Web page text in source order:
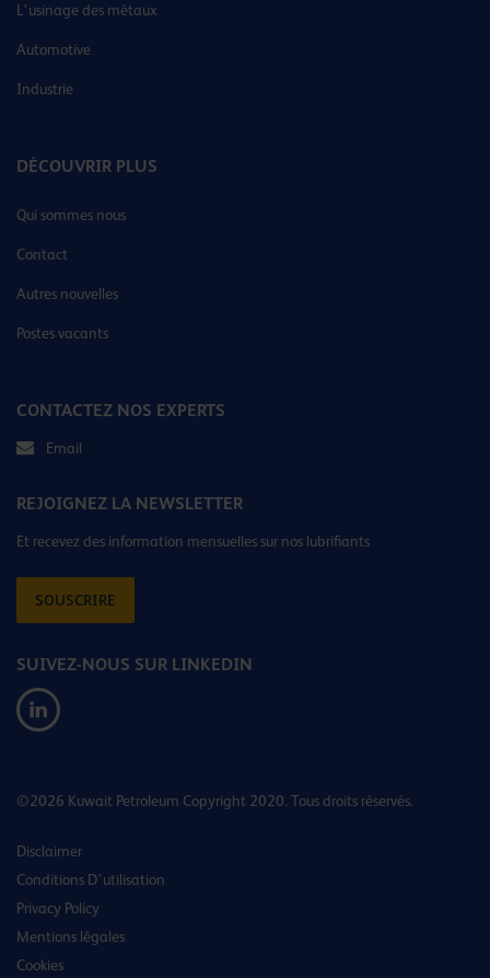
L’usinage des métaux
Automotive
Industrie
DÉCOUVRIR PLUS
Qui sommes nous
Contact
Autres nouvelles
Postes vacants
CONTACTEZ NOS EXPERTS
Email
REJOIGNEZ LA NEWSLETTER
Et recevez des information mensuelles sur nos lubrifiants
SOUSCRIRE
SUIVEZ-NOUS SUR LINKEDIN
©2026 Kuwait Petroleum Copyright 2020. Tous droits réservés.
Disclaimer
Conditions D’utilisation
Privacy Policy
Mentions légales
Cookies